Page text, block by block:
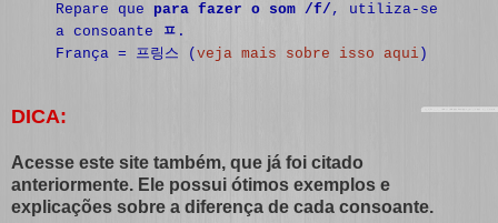
Repare que para fazer o som /f/ , utiliza-se
a consoante
ㅍ .
França = 프링스 ( veja mais sobre isso aqui )
DICA:
Acesse este site também, que já foi citado
anteriormente. Ele possui ótimos exemplos e
explicações sobre a diferença de cada consoante.